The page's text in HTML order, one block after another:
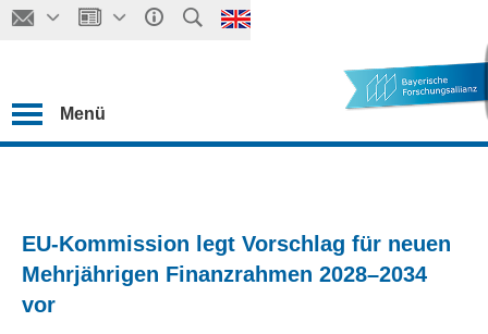
Menü
EU-Kommission legt Vorschlag für neuen
Mehrjährigen Finanzrahmen 2028–2034
vor